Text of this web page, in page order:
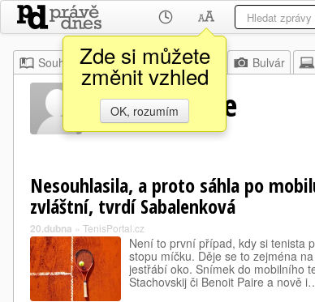
Zde si můžete
změnit vzhled
OK, rozumím
Souhrn Moje Z domova Bulvár
Benoit Paire
Nesouhlasila, a proto sáhla po
zvláštní, tvrdí Sabalenková
20.dubna » TenisPortal.cz
Není to první případ, kdy si tenista
stopu míčku. Děje se to zejména
jestřábí oko. Snímek do mobilního
Stachovskij či Benoit Paire a nově